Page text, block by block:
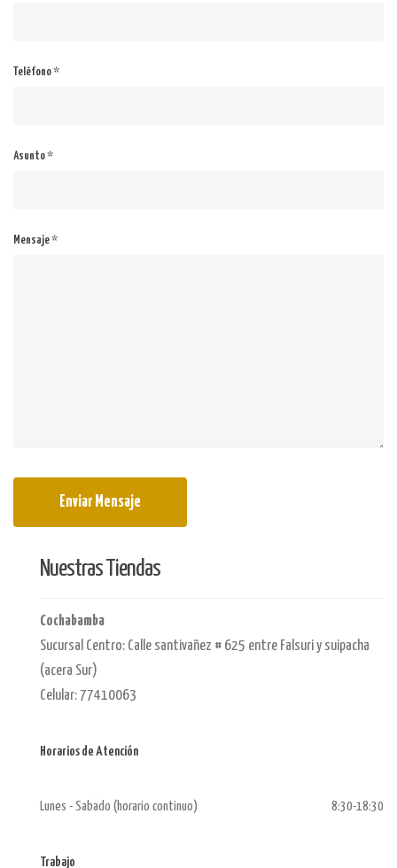
Teléfono *
Asunto *
Mensaje *
Enviar Mensaje
Nuestras Tiendas
Cochabamba
Sucursal Centro: Calle santivañez # 625 entre Falsuri y suipacha
(acera Sur)
Celular: 77410063
Horarios de Atención
Lunes - Sabado (horario continuo) 8:30-18:30
Trabajo